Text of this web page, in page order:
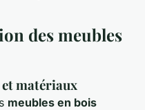
des meubles
matériaux
meubles en bois